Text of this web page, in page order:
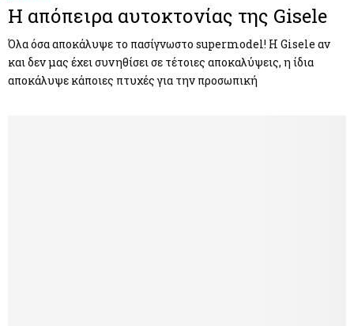
Η απόπειρα αυτοκτονίας της Gisele
Όλα όσα αποκάλυψε το πασίγνωστο supermodel! Η Gisele αν
και δεν μας έχει συνηθίσει σε τέτοιες αποκαλύψεις, η ίδια
αποκάλυψε κάποιες πτυχές για την προσωπική